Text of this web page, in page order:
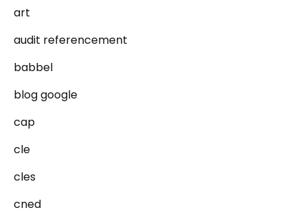
art
audit referencement
babbel
blog google
cap
cle
cles
cned